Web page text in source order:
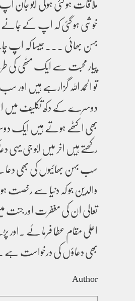
خوشی ہو گئی کہ اپ کے
بہن بھائی ۔۔۔ جیسا کہ اپ
پیار محبت سے ایک مٹھی کی
تو الحمد اللہ گزارہے ہیں
دوسرے کے دکھ تکلیف میں
بھی اکٹھے ہوتے ہیں ایک
رکھتے ہیں اخر میں ابو جی یہی
سب بہن بھائیوں کی بھی
والدین جو کہ دنیا سے رخصت
تعالی ان کی مغفرت اور
اعلی مقام عطا فرما ئے
بھی دعاؤں کی درخواست
Author